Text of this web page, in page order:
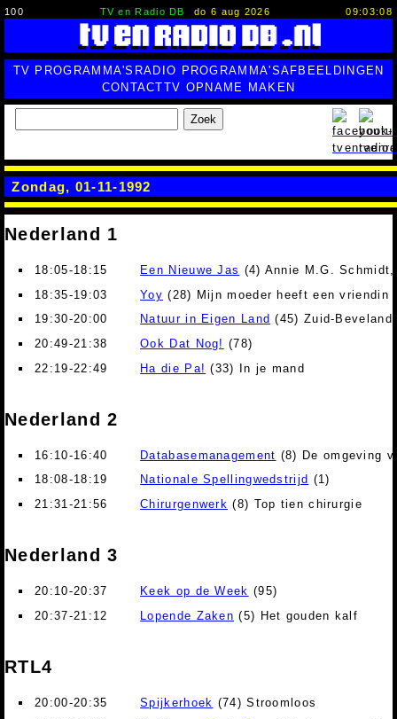
100 TV en Radio DB do 6 aug 2026 09:03:09
TV PROGRAMMA'S RADIO PROGRAMMA'SAFBEELDINGEN
CONTACTTV OPNAME MAKEN
Zoek
Zondag, 01-11-1992
Nederland 1
18:05-18:15 Een Nieuwe Jas (4) Annie M.G.
18:35-19:03
Yoy (28) Mijn moeder heeft een vriendin
19:30-20:00
Natuur in Eigen Land (45) Zuid-Beveland
20:49-21:38
Ook Dat Nog! (78)
22:19-22:49
Ha die Pa! (33) In je mand
Nederland 2
16:10-16:40 Databasemanagement (8) De omgeving
18:08-18:19
Nationale Spellingwedstrijd (1)
21:31-21:56
Chirurgenwerk (8) Top tien chirurgie
Nederland 3
20:10-20:37 Keek op de Week (95)
20:37-21:12
Lopende Zaken (5) Het gouden kalf
RTL4
20:00-20:35 Spijkerhoek (74) Stroomloos